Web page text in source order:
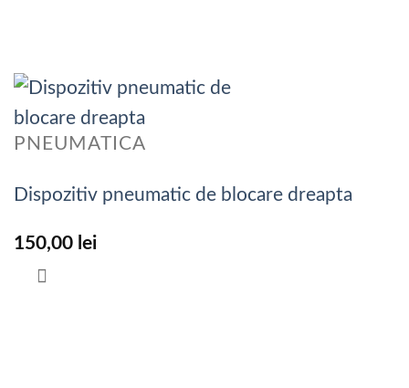
PNEUMATICA
Dispozitiv pneumatic de blocare dreapta
150,00 lei